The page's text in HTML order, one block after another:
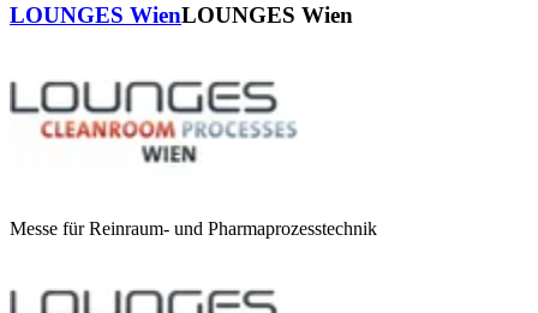
LOUNGES WienLOUNGES Wien
Messe für Reinraum- und Pharmaprozesstechnik